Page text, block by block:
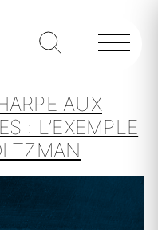
AUX
: L’EXEMPLE